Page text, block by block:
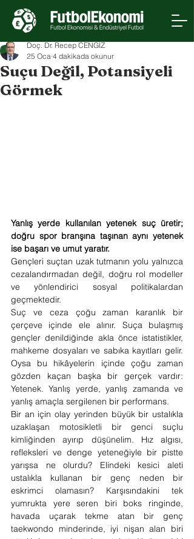
Suçu Değil, Potansiyeli
Görmek
Doç. Dr. Recep CENGİZ
25 Oca 4 dakikada okunur
Yanlış yerde kullanılan yetenek suç üretir;
doğru spor branşına taşınan aynı yetenek
ise başarı ve umut yaratır.
Gençleri suçtan uzak tutmanın yolu yalnızca
cezalandırmadan değil, doğru rol modeller
ve yönlendirici sosyal politikalardan
geçmektedir.
Suç ve ceza çoğu zaman karanlık bir
çerçeve içinde ele alınır. Suça bulaşmış
gençler denildiğinde akla önce istatistikler,
mahkeme dosyaları ve sabıka kayıtları gelir.
Oysa bu hikâyelerin içinde çoğu zaman
gözden kaçan başka bir gerçek vardır:
Yetenek. Yanlış yerde, yanlış zamanda ve
yanlış amaçla sergilenen bir performans.
Bir an için olay yerinden büyük bir ustalıkla
uzaklaşan motosikletli bir genci suçlu
kimliğinden ayırıp düşünelim. Hız algısı,
refleksleri ve denge yeteneğiyle bir pistte
yarışsa ne olurdu? Elindeki kesici aleti
ustalıkla kullanan bir genç neden bir
eskrimci olamasın? Karşısındakini tek
yumrukta yere seren biri boks ringinde,
havada uçarak tekme atan bir genç
taekwondo minderinde, iyi nişan alan biri